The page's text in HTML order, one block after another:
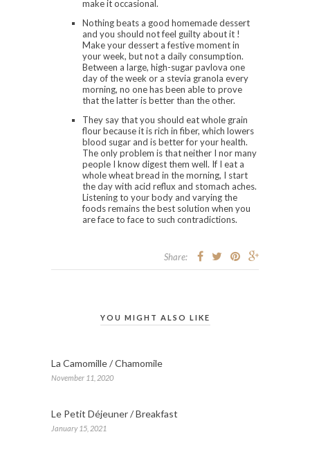
make it occasional.
Nothing beats a good homemade dessert
and you should not feel guilty about it !
Make your dessert a festive moment in
your week, but not a daily consumption.
Between a large, high-sugar pavlova one
day of the week or a stevia granola every
morning, no one has been able to prove
that the latter is better than the other.
They say that you should eat whole grain
flour because it is rich in fiber, which lowers
blood sugar and is better for your health.
The only problem is that neither I nor many
people I know digest them well. If I eat a
whole wheat bread in the morning, I start
the day with acid reflux and stomach aches.
Listening to your body and varying the
foods remains the best solution when you
are face to face to such contradictions.
Share:
YOU MIGHT ALSO LIKE
La Camomille / Chamomile
November 11, 2020
Le Petit Déjeuner / Breakfast
January 15, 2021